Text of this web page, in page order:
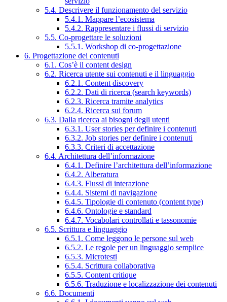
5.4. Descrivere il funzionamento del servizio
5.4.1. Mappare l’ecosistema
5.4.2. Rappresentare i flussi di servizio
5.5. Co-progettare le soluzioni
5.5.1. Workshop di co-progettazione
6. Progettazione dei contenuti
6.1. Cos’è il content design
6.2. Ricerca utente sui contenuti e il linguaggio
6.2.1. Content discovery
6.2.2. Dati di ricerca (search keywords)
6.2.3. Ricerca tramite analytics
6.2.4. Ricerca sui forum
6.3. Dalla ricerca ai bisogni degli utenti
6.3.1. User stories per definire i contenuti
6.3.2. Job stories per definire i contenuti
6.3.3. Criteri di accettazione
6.4. Architettura dell’informazione
6.4.1. Definire l’architettura dell’informazione
6.4.2. Alberatura
6.4.3. Flussi di interazione
6.4.4. Sistemi di navigazione
6.4.5. Tipologie di contenuto (content type)
6.4.6. Ontologie e standard
6.4.7. Vocabolari controllati e tassonomie
6.5. Scrittura e linguaggio
6.5.1. Come leggono le persone sul web
6.5.2. Le regole per un linguaggio semplice
6.5.3. Microtesti
6.5.4. Scrittura collaborativa
6.5.5. Content critique
6.5.6. Traduzione e localizzazione dei contenuti
6.6. Documenti